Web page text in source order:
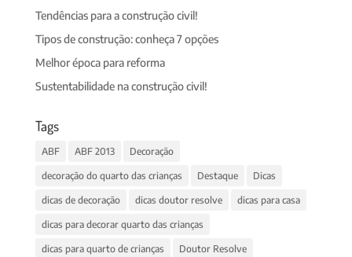
Tendências para a construção civil!
Tipos de construção: conheça 7 opções
Melhor época para reforma
Sustentabilidade na construção civil!
Tags
ABF ABF 2013 Decoração
decoração do quarto das crianças Destaque Dicas
dicas de decoração dicas doutor resolve dicas para casa
dicas para decorar quarto das crianças
dicas para quarto de crianças Doutor Resolve